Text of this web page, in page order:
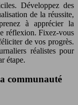
Développez des
de la réussite,
à apprécier la
réflexion. Fixez-vous
de vos progrès.
réalistes pour
étape.
communauté